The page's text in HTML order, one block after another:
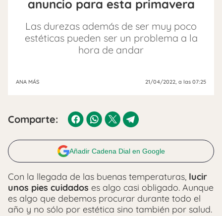
anuncio para esta primavera
Las durezas además de ser muy poco
estéticas pueden ser un problema a la
hora de andar
ANA MÁS 21/04/2022, a las 07:25
Comparte:
Añadir Cadena Dial en Google
Con la llegada de las buenas temperaturas, lucir
unos pies cuidados es algo casi obligado. Aunque
es algo que debemos procurar durante todo el
año y no sólo por estética sino también por salud.